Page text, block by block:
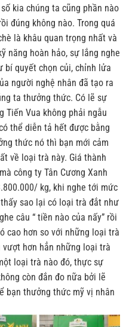
kia chúng ta cũng phần nào
đúng không nào. Trong quá
là khâu quan trọng nhất và
năng hoàn hảo, sự lắng nghe
bí quyết chọn củi, chỉnh lửa
người nghệ nhân đã tạo ra
ta thưởng thức. Có lẽ sự
Tiến Vua không phải ngẫu
thể diễn tả hết được bằng
thức nó thì bạn mới cảm
về loại trà này. Giá thành
công ty Tân Cương Xanh
kg, khi nghe tới mức
sao lại có loại trà đắt như
câu “ tiền nào của nấy” rồi
cao hơn so với những loại trà
hơn hẳn những loại trà
loại trà nào đó, thực sự
còn đắn đo nữa bởi lẽ
bạn thưởng thức mỹ vị nhân